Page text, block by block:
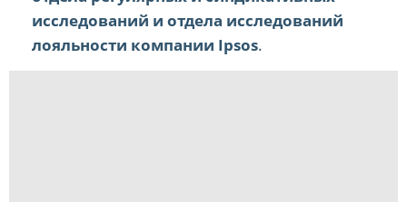
исследований и отдела исследований
лояльности компании Ipsos.